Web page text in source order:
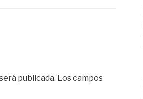
publicada. Los campos